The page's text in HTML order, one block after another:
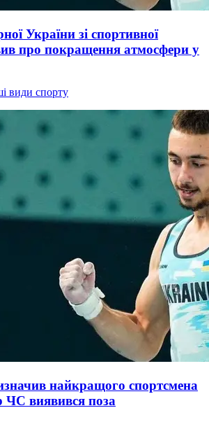
України зі спортивної
про покращення атмосфери у
види спорту
найкращого спортсмена
ЧС виявився поза